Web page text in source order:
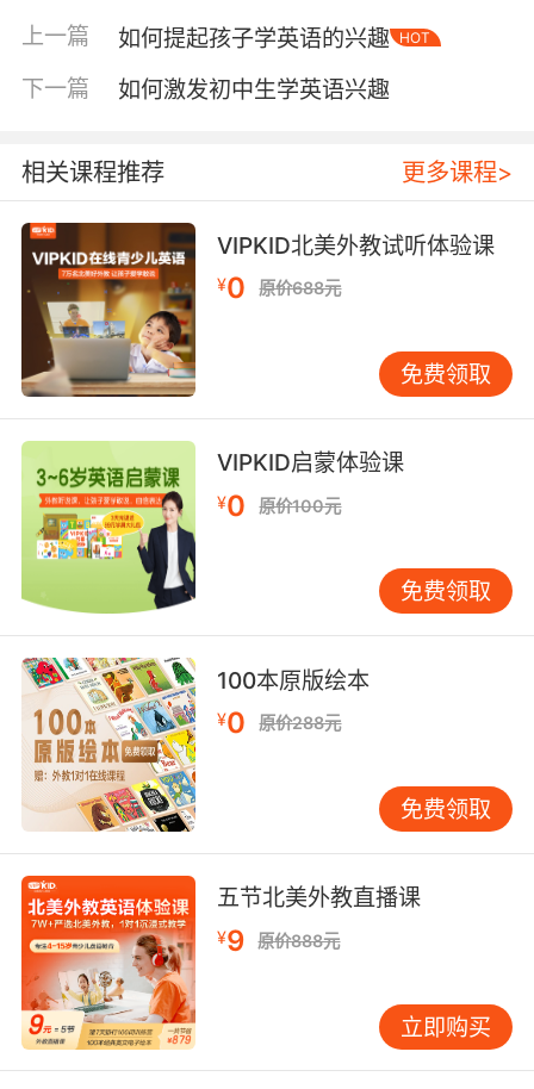
主题贴近生活，如吃饭、睡觉、动物、交通、情
绪、家庭等。孩子目前只愿意看图也没关系，看
图讲故事本身就是阅读能力的起点——阅读的本
质是理解信息，而不是机械拼读。 亲子共读要
模式”：逐词翻译、逐句讲解，孩子听两分钟就走
神。幼儿阶段更需要“演读”——用表情、动作、
声音高低把故事演出来，让孩子先爱上故事，再
慢慢爱上文字。 在家可以用简单的“三遍法”，每
一遍目标不同：第一遍只享受故事：家长读、孩
子看图听，不打断、不纠错，读完只问一个轻松
问题，比如“你最喜欢哪一页？”第二遍让孩子参
与：读到重复句时停一下，让孩子补最后一个词
或短语，比如每页都出现的“Good night”，说出
来就立刻翻页，保持节奏。第三遍把书变成游
戏：让孩子当“小老师”指图，家长故意把动物或
颜色读错，让孩子来纠正。孩子会更投入，因为
这时他是在“赢”，不是在“被教”。 这种共读方式
能不断累积阅读自信：我听得懂、我猜得到、我
也能参与。 把自然拼读用在“看得见的地方” 很多
家长听过自然拼读，但在家操作时容易走向两
端：要么完全不教，要么天天拿字母表训练。更
合适的做法，是把拼读当成“读书时顺手用一下”
的工具。 比如读到 cat，手指轻点三下：c-a-t，
引导孩子把三个音连起来；读到 ship，顺便告诉
孩子 sh 常常一起出现，像一个“组合音”。解释不
需要长，10秒够了，关键是马上回到故事里，让
孩子明白：拼读不是额外的功课，而是帮助我把
书读下去的钥匙。孩子更小、注意力短，就把目
标降到“能听到开头音”：看到 dog 说 /d/，看到
ball 说 /b/，任务小、完成率高，更愿意继续。
用“可预测的日常”把阅读变成习惯 阅读能力的提
升离不开稳定输入。真正有效的不是偶尔读半小
时，而是每天10-15分钟的固定时间。建议把阅读
嵌进最不容易被打断的时段：睡前、洗澡后、晚
上一篇 如何提起孩子学英语的兴趣 HOT
下一篇 如何激发初中生学英语兴趣
相关课程推荐 更多课程>
VIPKID北美外教试听体验课
¥0 原价688元
免费领取
VIPKID启蒙体验课
¥0 原价100元
免费领取
100本原版绘本
¥0 原价288元
免费领取
五节北美外教直播课
¥9 原价888元
立即购买